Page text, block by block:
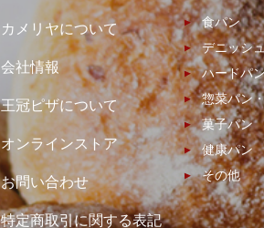
カメリヤについて
会社情報
王冠ピザについて
オンラインストア
お問い合わせ
特定商取引に関する表記
食パン
デニッシ
ハードパ
惣菜パン
菓子パン
健康パン
その他